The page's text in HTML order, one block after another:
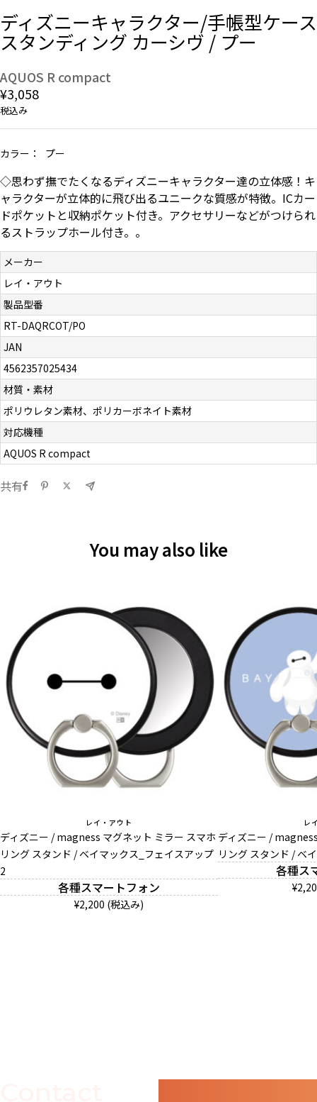
事業内容
会社概要
お知らせ
よくある質問
お問い合わせ（企業様）
プライバシーポリシー
ディズニーキャラクター/手帳型ケース
スタンディング カーシヴ / プー
AQUOS R compact
¥3,058
税込み
カラー： プー
◇思わず撫でたくなるディズニーキャラクター達の立体感！キ
ャラクターが立体的に飛び出るユニークな質感が特徴。ICカー
ドポケットと収納ポケット付き。アクセサリーなどがつけられ
るストラップホール付き。。
メーカー
レイ・アウト
製品型番
RT-DAQRCOT/PO
JAN
4562357025434
材質・素材
ポリウレタン素材、ポリカーボネイト素材
対応機種
AQUOS R compact
共有
You may also like
レイ・アウト
ディズニー / magness マグネット ミラー スマホ
リング スタンド / ベイマックス_フェイスアップ
2
各種スマートフォン
¥2,200 (税込み)
レ
ディズニー /
リング スタンド / ベ
各種ス